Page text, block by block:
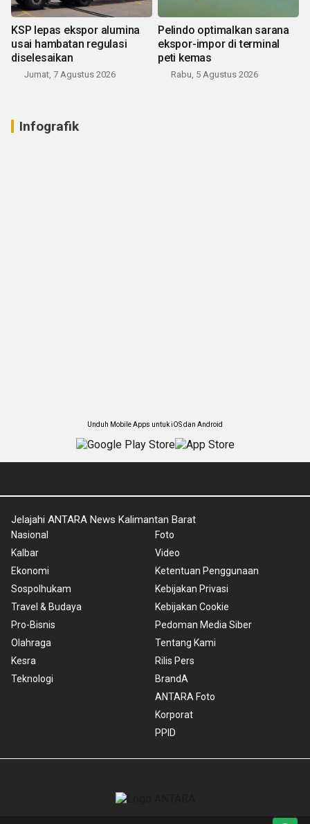
KSP lepas ekspor alumina
usai hambatan regulasi
diselesaikan
Jumat, 7 Agustus 2026
Pelindo optimalkan sarana
ekspor-impor di terminal
peti kemas
Rabu, 5 Agustus 2026
Infografik
Unduh Mobile Apps untuk iOS dan Android
Jelajahi ANTARA News Kalimantan Barat
Nasional
Kalbar
Ekonomi
Sospolhukam
Travel & Budaya
Pro-Bisnis
Olahraga
Kesra
Teknologi
Foto
Video
Ketentuan Penggunaan
Kebijakan Privasi
Kebijakan Cookie
Pedoman Media Siber
Tentang Kami
Rilis Pers
BrandA
ANTARA Foto
Korporat
PPID